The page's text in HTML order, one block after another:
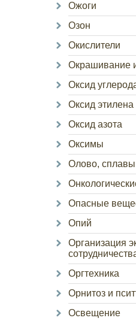
Ожоги
Озон
Окислители
Окрашивание
Оксид
Оксид этилена
Оксид азота
Оксимы
Олово,
Опасные
Опий
Организация
Оргтехника
Орнитоз и
Освещение